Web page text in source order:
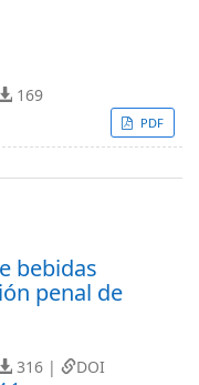
169
PDF
bebidas
penal de
316 |
DOI